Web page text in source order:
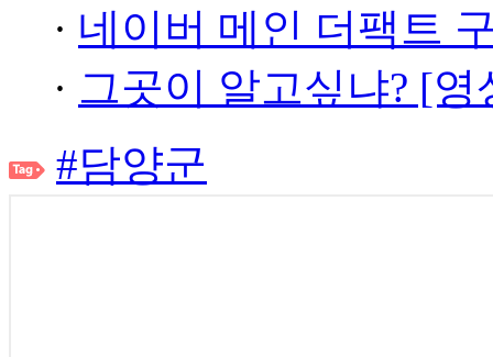
· 네이버 메인 더팩트
· 그곳이 알고싶냐? [
#담양군